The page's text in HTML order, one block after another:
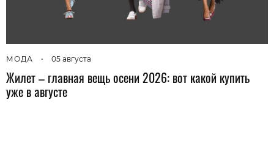
МОДА • 05 августа
Жилет – главная вещь осени 2026: вот какой купить
уже в августе